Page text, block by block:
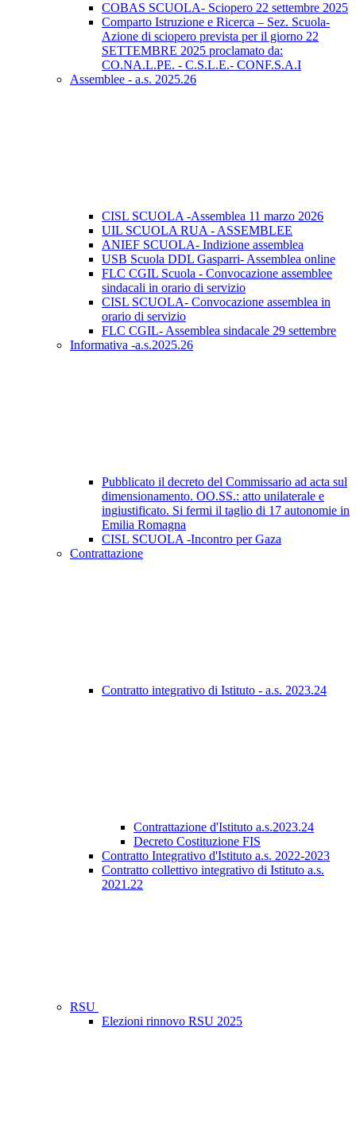
COBAS SCUOLA- Sciopero 22 settembre 2025
Comparto Istruzione e Ricerca – Sez. Scuola-
Azione di sciopero prevista per il giorno 22
SETTEMBRE 2025 proclamato da:
CO.NA.L.PE. - C.S.L.E.- CONF.S.A.I
Assemblee - a.s. 2025.26
CISL SCUOLA -Assemblea 11 marzo 2026
UIL SCUOLA RUA - ASSEMBLEE
ANIEF SCUOLA- Indizione assemblea
USB Scuola DDL Gasparri- Assemblea online
FLC CGIL Scuola - Convocazione assemblee
sindacali in orario di servizio
CISL SCUOLA- Convocazione assemblea in
orario di servizio
FLC CGIL- Assemblea sindacale 29 settembre
Informativa -a.s.2025.26
Pubblicato il decreto del Commissario ad acta sul
dimensionamento. OO.SS.: atto unilaterale e
ingiustificato. Si fermi il taglio di 17 autonomie in
Emilia Romagna
CISL SCUOLA -Incontro per Gaza
Contrattazione
Contratto integrativo di Istituto - a.s. 2023.24
Contrattazione d'Istituto a.s.2023.24
Decreto Costituzione FIS
Contratto Integrativo d'Istituto a.s. 2022-2023
Contratto collettivo integrativo di Istituto a.s.
2021.22
RSU
Elezioni rinnovo RSU 2025